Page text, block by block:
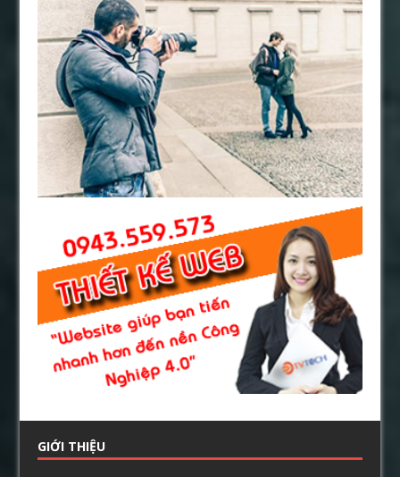
GIỚI THIỆU